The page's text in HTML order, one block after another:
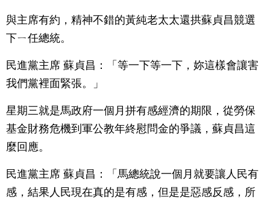
與主席有約，精神不錯的黃純老太太還拱蘇貞昌競選
下ㄧ任總統。
民進黨主席 蘇貞昌：「等一下等一下，妳這樣會讓害
我們黨裡面緊張。」
星期三就是馬政府一個月拼有感經濟的期限，從勞保
基金財務危機到軍公教年終慰問金的爭議，蘇貞昌這
麼回應。
民進黨主席 蘇貞昌：「馬總統說一個月就要讓人民有
感，結果人民現在真的是有感，但是是惡感反感，所